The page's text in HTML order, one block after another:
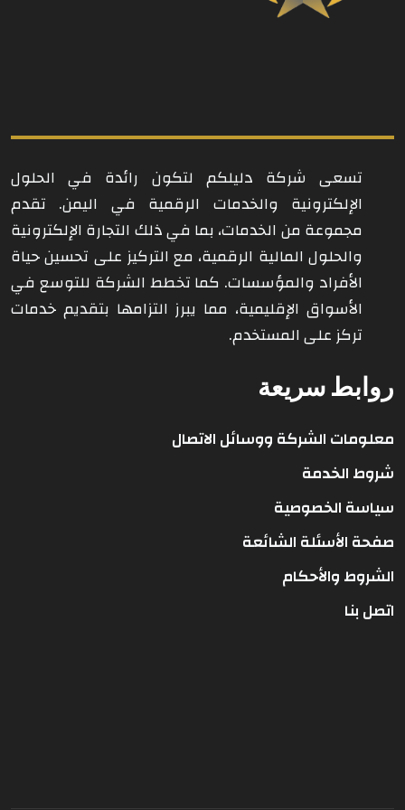
تسعى شركة دليلكم لتكون رائدة في الحلول
الإلكترونية والخدمات الرقمية في اليمن. تقدم
مجموعة من الخدمات، بما في ذلك التجارة الإلكترونية
والحلول المالية الرقمية، مع التركيز على تحسين حياة
الأفراد والمؤسسات. كما تخطط الشركة للتوسع في
الأسواق الإقليمية، مما يبرز التزامها بتقديم خدمات
تركز على المستخدم.
روابط سريعة
معلومات الشركة ووسائل الاتصال
شروط الخدمة
سياسة الخصوصية
صفحة الأسئلة الشائعة
الشروط والأحكام
اتصل بنا